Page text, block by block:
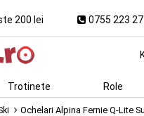
200 lei 0755 223
Trotinete Role
Ochelari Alpina Fernie Q-Lite